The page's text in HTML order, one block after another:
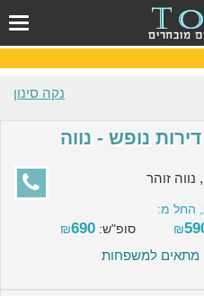
נקה סינון
נופש - נווה
זוהר
החל מ:
₪ סופ"ש: ₪690